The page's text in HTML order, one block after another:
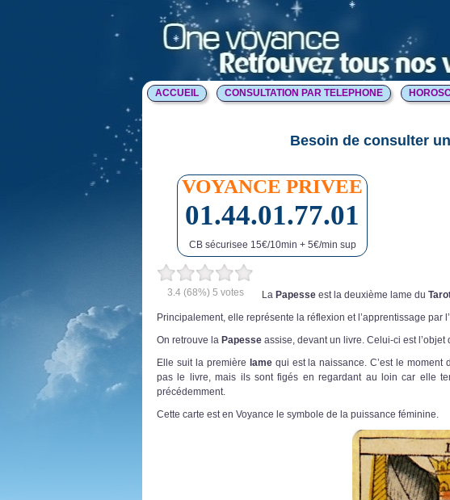
ACCUEIL CONSULTATION PAR TELEPHONE
Besoin de consulter
VOYANCE PRIVEE
01.44.01.77.01
CB sécurisee 15€/10min + 5€/min sup
3.4(68%) 5 votes La Papesse est la deuxième lame du
Principalement, elle représente la réflexion et l’apprentissage par
On retrouve la Papesse assise, devant un livre. Celui-ci est l’objet
Elle suit la première lame qui est la naissance. C’est le
pas le livre, mais ils sont figés en regardant au loin car elle
précédemment.
Cette carte est en Voyance le symbole de la puissance féminine.